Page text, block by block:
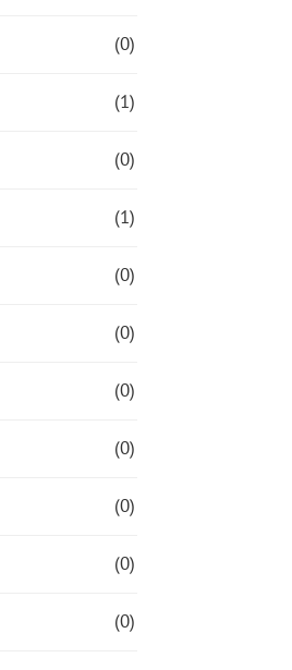
(0)
(1)
(0)
(1)
(0)
(0)
(0)
(0)
(0)
(0)
(0)